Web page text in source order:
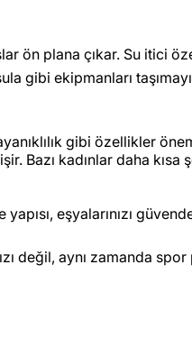
ön plana çıkar. Su itici
gibi ekipmanları
gibi özellikler
Bazı kadınlar daha
eşyalarınızı
değil, aynı zamanda spor